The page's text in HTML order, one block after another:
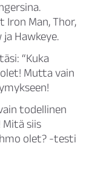
Iron Man, Thor,
ja Hawkeye.
“Kuka
Mutta vain
todellinen
siis
olet? -testi